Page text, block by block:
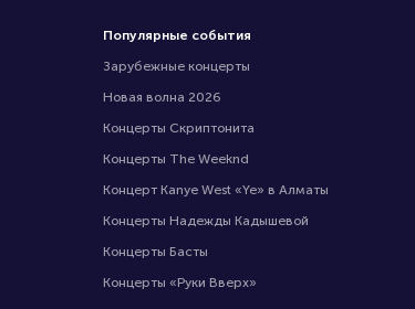
Популярные события
Зарубежные концерты
Новая волна 2026
Концерты Скриптонита
Концерты The Weeknd
Концерт Kanye West «Ye» в Алматы
Концерты Надежды Кадышевой
Концерты Басты
Концерты «Руки Вверх»